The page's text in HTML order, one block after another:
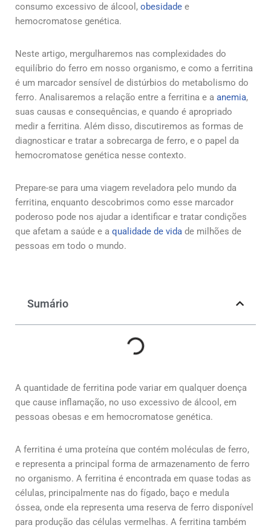
consumo excessivo de álcool, obesidade e
hemocromatose genética.
Neste artigo, mergulharemos nas complexidades do
equilíbrio do ferro em nosso organismo, e como a ferritina
é um marcador sensível de distúrbios do metabolismo do
ferro. Analisaremos a relação entre a ferritina e a anemia,
suas causas e consequências, e quando é apropriado
medir a ferritina. Além disso, discutiremos as formas de
diagnosticar e tratar a sobrecarga de ferro, e o papel da
hemocromatose genética nesse contexto.
Prepare-se para uma viagem reveladora pelo mundo da
ferritina, enquanto descobrimos como esse marcador
poderoso pode nos ajudar a identificar e tratar condições
que afetam a saúde e a qualidade de vida de milhões de
pessoas em todo o mundo.
Sumário
A quantidade de ferritina pode variar em qualquer doença
que cause inflamação, no uso excessivo de álcool, em
pessoas obesas e em hemocromatose genética.
A ferritina é uma proteína que contém moléculas de ferro,
e representa a principal forma de armazenamento de ferro
no organismo. A ferritina é encontrada em quase todas as
células, principalmente nas do fígado, baço e medula
óssea, onde ela representa uma reserva de ferro disponível
para produção das células vermelhas. A ferritina também